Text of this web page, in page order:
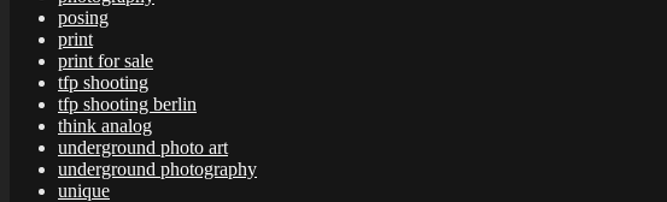
posing
print
print for sale
tfp shooting
tfp shooting berlin
think analog
underground photo art
underground photography
unique